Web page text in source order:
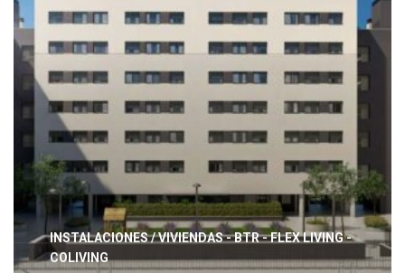
INSTALACIONES/VIVIENDAS - BTR - FLEX LIVING -
COLIVING